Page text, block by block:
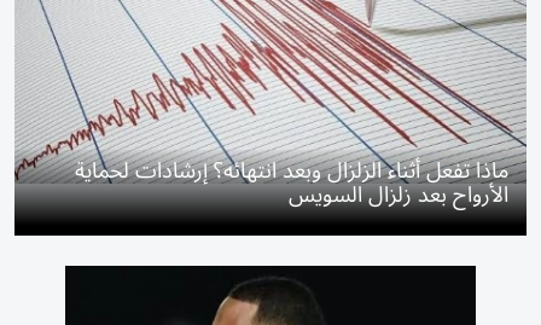
ماذا تفعل أثناء الزلزال وبعد انتهائه؟ إرشادات لحماية
الأرواح بعد زلزال السويس